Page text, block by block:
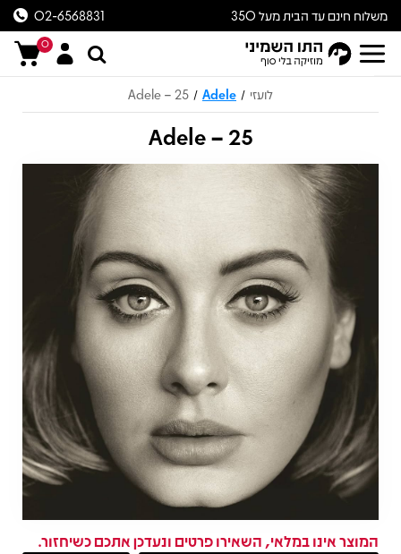
משלוח חינם עד הבית מעל 350
ש״ח
02-6568831
0
לועזי /
Adele
/
Adele – 25
Adele – 25
המוצר אינו במלאי, השאירו פרטים ונעדכן אתכם כשיחזור.